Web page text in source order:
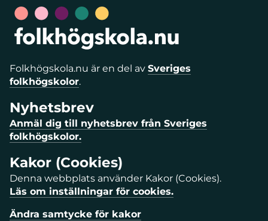
Folkhögskola.nu är en del av Sveriges
folkhögskolor.
Nyhetsbrev
Anmäl dig till nyhetsbrev från Sveriges
folkhögskolor.
Kakor (Cookies)
Denna webbplats använder Kakor (Cookies).
Läs om inställningar för cookies.
Ändra samtycke för kakor